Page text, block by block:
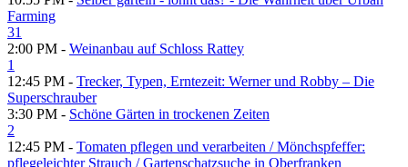
Farming
31
2:00 PM - Weinanbau auf Schloss Rattey
1
12:45 PM - Trecker, Typen, Erntezeit: Werner und Robby – Die
Superschrauber
3:30 PM - Schöne Gärten in trockenen Zeiten
2
12:45 PM - Tomaten pflegen und verarbeiten /​ Mönchspfeffer:
pflegeleichter Strauch /​ Gartenschatzsuche in Oberfranken